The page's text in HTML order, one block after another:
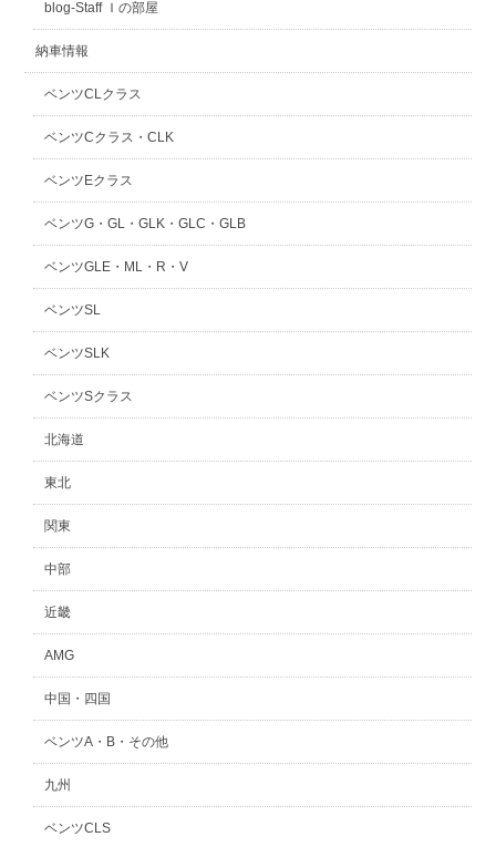
blog-Staff Ｉの部屋
納車情報
ベンツCLクラス
ベンツCクラス・CLK
ベンツEクラス
ベンツG・GL・GLK・GLC・GLB
ベンツGLE・ML・R・V
ベンツSL
ベンツSLK
ベンツSクラス
北海道
東北
関東
中部
近畿
AMG
中国・四国
ベンツA・B・その他
九州
ベンツCLS